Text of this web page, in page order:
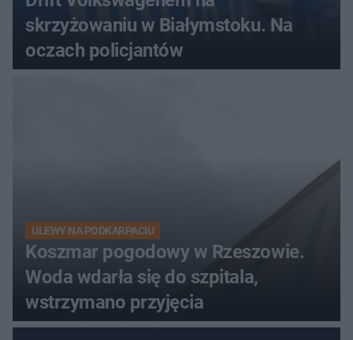
skrzyżowaniu w Białymstoku. Na
oczach policjantów
ULEWY NA PODKARPACIU
Koszmar pogodowy w Rzeszowie.
Woda wdarła się do szpitala,
wstrzymano przyjęcia